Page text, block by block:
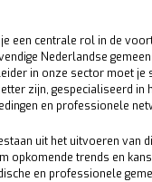
een centrale rol in de
Nederlandse
in onze sector moet je
zijn, gespecialiseerd in
en professionele
uit het uitvoeren van
opkomende trends en
en professionele